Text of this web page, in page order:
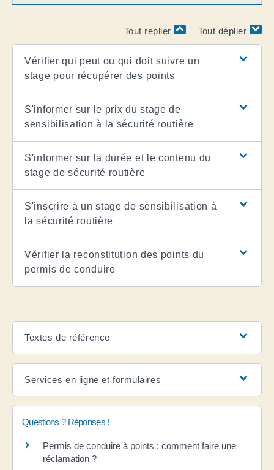
Tout replier Tout déplier
Vérifier qui peut ou qui doit suivre un
stage pour récupérer des points
S'informer sur le prix du stage de
sensibilisation à la sécurité routière
S'informer sur la durée et le contenu du
stage de sécurité routière
S'inscrire à un stage de sensibilisation à
la sécurité routière
Vérifier la reconstitution des points du
permis de conduire
Textes de référence
Services en ligne et formulaires
Questions ? Réponses !
Permis de conduire à points : comment faire une
réclamation ?